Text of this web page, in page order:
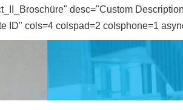
desc="Custom
ID" cols=4 colspad=2 colsphone=1